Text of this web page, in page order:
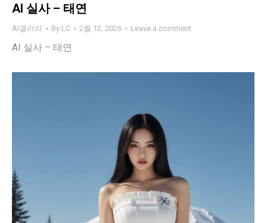
AI 실사 – 태연
AI갤러리 By LC 2월 12, 2026 Leave a comment
AI 실사 – 태연